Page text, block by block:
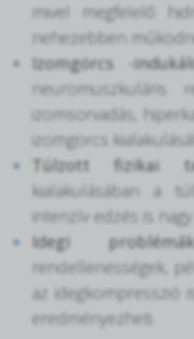
mivel megfelelő
nehezebben
Izomgörcs -
neuromuszkuláris
izomsorvadás,
izomgörcs
Túlzott fizikai
kialakulásában a
intenzív edzés is
Idegi
rendellenességek,
az idegkompresszió
eredményezheti.